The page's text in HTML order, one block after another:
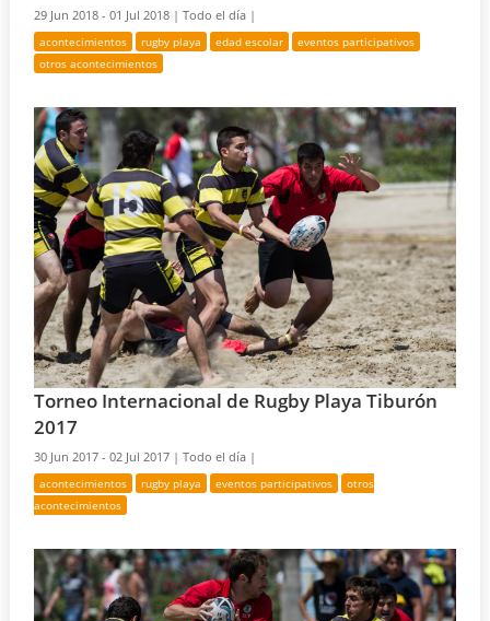
29 Jun 2018 - 01 Jul 2018 |Todo el día |
acontecimientos rugby playa edad escolar
eventos participativos
otros acontecimientos
Torneo Internacional de Rugby Playa Tiburón
2017
30 Jun 2017 - 02 Jul 2017 |Todo el día |
acontecimientos rugby playa eventos participativos
otros
acontecimientos